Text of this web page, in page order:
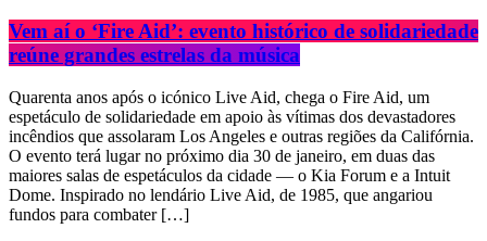
Vem aí o ‘Fire Aid’: evento histórico de solidariedade
reúne grandes estrelas da música
Quarenta anos após o icónico Live Aid, chega o Fire Aid, um
espetáculo de solidariedade em apoio às vítimas dos devastadores
incêndios que assolaram Los Angeles e outras regiões da Califórnia.
O evento terá lugar no próximo dia 30 de janeiro, em duas das
maiores salas de espetáculos da cidade — o Kia Forum e a Intuit
Dome. Inspirado no lendário Live Aid, de 1985, que angariou
fundos para combater […]